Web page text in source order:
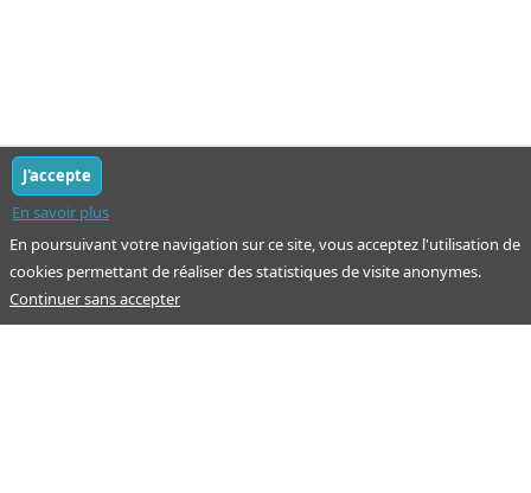
En poursuivant votre navigation sur ce site, vous acceptez l'utilisation de
cookies permettant de réaliser des statistiques de visite anonymes.
En savoir plus
J'accepte
Continuer sans accepter